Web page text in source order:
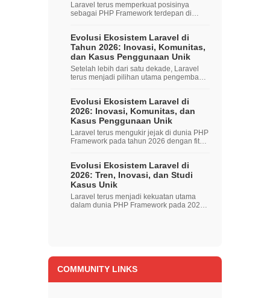
Laravel terus memperkuat posisinya
sebagai PHP Framework terdepan di
Evolusi Ekosistem Laravel di
Tahun 2026: Inovasi, Komunitas,
dan Kasus Penggunaan Unik
Setelah lebih dari satu dekade, Laravel
terus menjadi pilihan utama pengembang
Evolusi Ekosistem Laravel di
2026: Inovasi, Komunitas, dan
Kasus Penggunaan Unik
Laravel terus mengukir jejak di dunia PHP
Framework pada tahun 2026 dengan fitur-
Evolusi Ekosistem Laravel di
2026: Tren, Inovasi, dan Studi
Kasus Unik
Laravel terus menjadi kekuatan utama
dalam dunia PHP Framework pada 2026,
COMMUNITY LINKS